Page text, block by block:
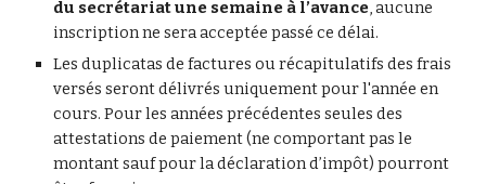
du secrétariat une semaine à l’avance, aucune
inscription ne sera acceptée passé ce délai.
Les duplicatas de factures ou récapitulatifs des frais
versés seront délivrés uniquement pour l'année en
cours. Pour les années précédentes seules des
attestations de paiement (ne comportant pas le
montant sauf pour la déclaration d’impôt) pourront